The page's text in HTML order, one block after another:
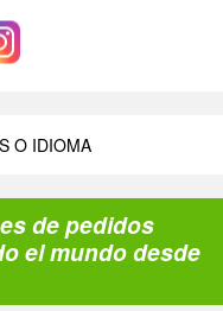
O IDIOMA
de pedidos
el mundo desde